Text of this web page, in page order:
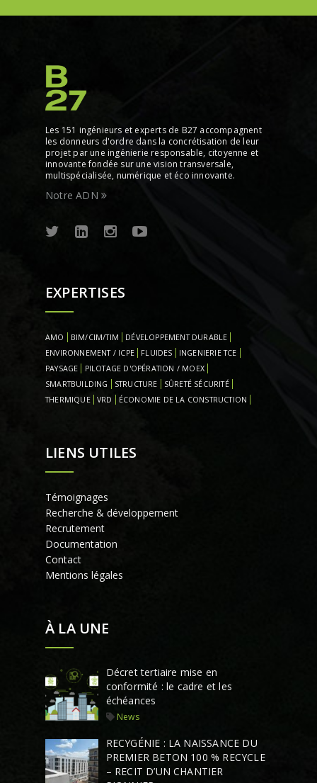
Les 151 ingénieurs et experts de B27 accompagnent
les donneurs d'ordre dans la concrétisation de leur
projet par une ingénierie responsable, citoyenne et
innovante fondée sur une vision transversale,
multispécialisée, numérique et éco innovante.
Notre ADN
EXPERTISES
AMO BIM/CIM/TIM
DÉVELOPPEMENT DURABLE
ENVIRONNEMENT / ICPE
FLUIDES
INGENIERIE TCE
PAYSAGE
PILOTAGE D'OPÉRATION / MOEX
SMARTBUILDING
STRUCTURE
SÛRETÉ SÉCURITÉ
THERMIQUE
VRD ÉCONOMIE DE LA CONSTRUCTION
LIENS UTILES
Témoignages
Recherche & développement
Recrutement
Documentation
Contact
Mentions légales
À LA UNE
Décret tertiaire mise en
conformité : le cadre et les
échéances
News
RECYGÉNIE : LA NAISSANCE DU
PREMIER BETON 100 % RECYCLE
– RECIT D’UN CHANTIER